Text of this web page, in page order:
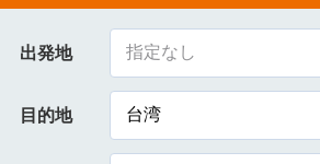
出発地 指定なし
目的地 台湾